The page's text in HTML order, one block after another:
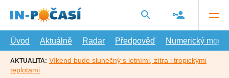
hlavní
Úvod
Aktuálně Radar Předpověď Numerický model
AKTUALITA: Víkend bude slunečný s letními, zítra i tropickými
teplotami